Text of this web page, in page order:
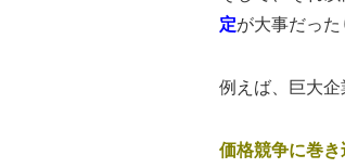
定が大事だった
例えば、巨大企
価格競争に巻